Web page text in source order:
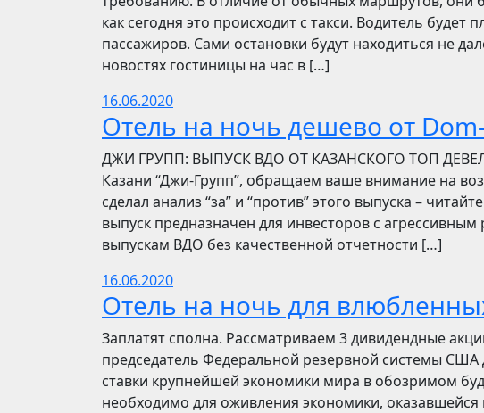
как сегодня это происходит с такси. Водитель
пассажиров. Сами остановки будут находиться не
новостях гостиницы на час в […]
16.06.2020
Отель на ночь дешево от
​​ДЖИ ГРУПП: ВЫПУСК ВДО ОТ КАЗАНСКОГО ТОП
Казани “Джи-Групп”, обращаем ваше внимание на
сделал анализ “за” и “против” этого выпуска –
выпуск предназначен для инвесторов с
выпускам ВДО без качественной отчетности […]
16.06.2020
Отель на ночь для
Заплатят сполна. Рассматриваем 3 дивидендные
председатель Федеральной резервной системы
ставки крупнейшей экономики мира в обозримом
необходимо для оживления экономики,